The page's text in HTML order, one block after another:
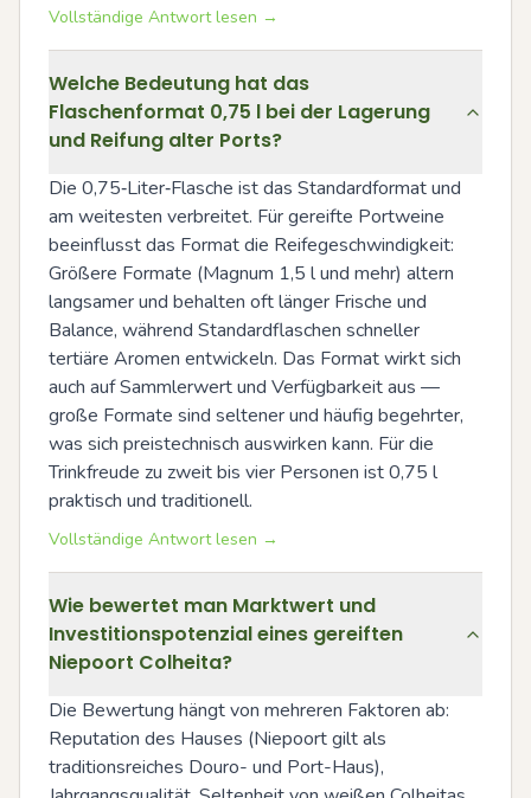
Vollständige Antwort lesen →
Welche Bedeutung hat das
Flaschenformat 0,75 l bei der Lagerung
und Reifung alter Ports?
Die 0,75‑Liter‑Flasche ist das Standardformat und
am weitesten verbreitet. Für gereifte Portweine
beeinflusst das Format die Reifegeschwindigkeit:
Größere Formate (Magnum 1,5 l und mehr) altern
langsamer und behalten oft länger Frische und
Balance, während Standardflaschen schneller
tertiäre Aromen entwickeln. Das Format wirkt sich
auch auf Sammlerwert und Verfügbarkeit aus —
große Formate sind seltener und häufig begehrter,
was sich preistechnisch auswirken kann. Für die
Trinkfreude zu zweit bis vier Personen ist 0,75 l
praktisch und traditionell.
Vollständige Antwort lesen →
Wie bewertet man Marktwert und
Investitionspotenzial eines gereiften
Niepoort Colheita?
Die Bewertung hängt von mehreren Faktoren ab:
Reputation des Hauses (Niepoort gilt als
traditionsreiches Douro- und Port-Haus),